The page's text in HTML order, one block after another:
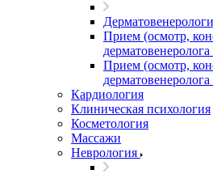
Прием (осмотр,
Прием (осмотр,
Кардиология
Клиническая психология
Косметология
Массажи
Неврология